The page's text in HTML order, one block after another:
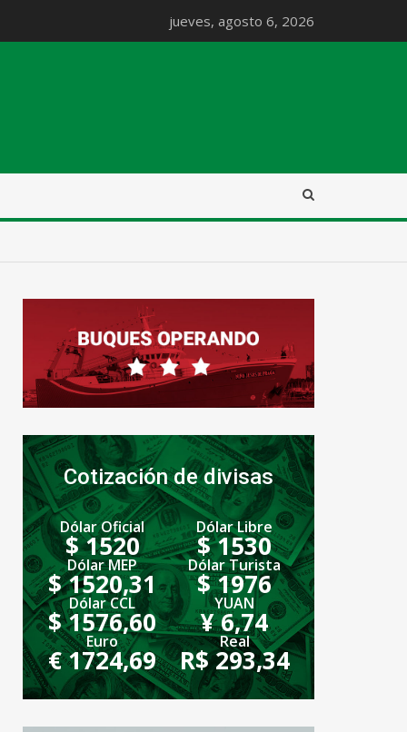
jueves, agosto 6, 2026
Cotización de divisas
Dólar Oficial
$ 1520
Dólar Libre
$ 1530
Dólar MEP
$ 1520,31
Dólar Turista
$ 1976
Dólar CCL
$ 1576,60
YUAN
¥ 6,74
Euro
€ 1724,69
Real
R$ 293,34